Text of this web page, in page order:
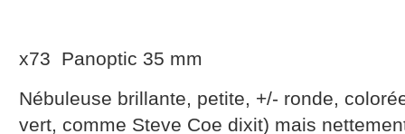
x73 Panoptic 35 mm
Nébuleuse brillante, petite, +/- ronde,
vert, comme Steve Coe dixit) mais